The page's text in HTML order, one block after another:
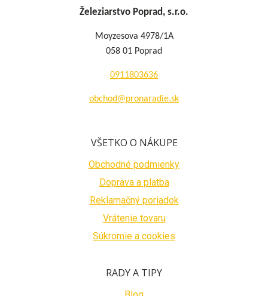
Železiarstvo Poprad, s.r.o.
Moyzesova 4978/1A
058 01 Poprad
0911803636
obchod@pronaradie.sk
VŠETKO O NÁKUPE
Obchodné podmienky
Doprava a platba
Reklamačný poriadok
Vrátenie tovaru
Súkromie a cookies
RADY A TIPY